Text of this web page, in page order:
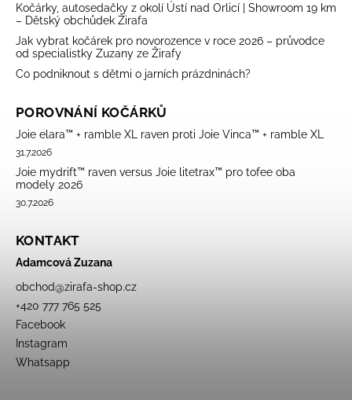
Kočárky, autosedačky z okolí Ústí nad Orlicí | Showroom 19 km
– Dětský obchůdek Žirafa
Jak vybrat kočárek pro novorozence v roce 2026 – průvodce
od specialistky Zuzany ze Žirafy
Co podniknout s dětmi o jarních prázdninách?
POROVNÁNÍ KOČÁRKŮ
Joie elara™ + ramble XL raven proti Joie Vinca™ + ramble XL
31.7.2026
Joie mydrift™ raven versus Joie litetrax™ pro tofee oba
modely 2026
30.7.2026
KONTAKT
Adamcová Zuzana
obchod@zirafa-shop.cz
+420 777 765 525
Facebook
Instagram
Whatsapp